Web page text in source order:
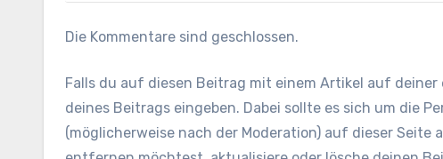
Die Kommentare sind geschlossen.
Falls du auf diesen Beitrag mit einem Artikel auf
deines Beitrags eingeben. Dabei sollte es sich um die
(möglicherweise nach der Moderation) auf dieser